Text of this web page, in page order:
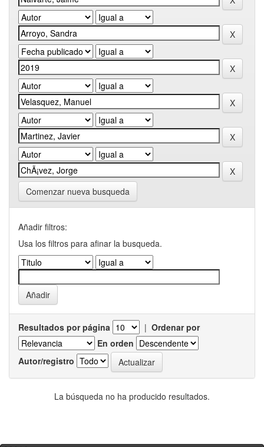
Comenzar nueva busqueda
Añadir filtros:
Usa los filtros para afinar la busqueda.
Resultados por página | Ordenar por
En orden
Autor/registro
La búsqueda no ha producido resultados.